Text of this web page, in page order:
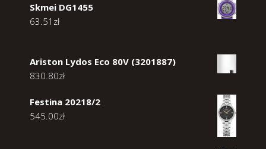
Skmei DG1455
63.51 zł
Ariston Lydos Eco 80V (3201887)
830.80zł
Festina 20218/2
545.00zł